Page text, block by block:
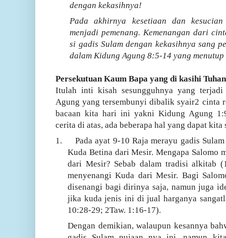
dengan kekasihnya!
Pada akhirnya kesetiaan dan
menjadi pemenang. Kemenangan dari
si gadis Sulam dengan kekasihnya sang
dalamKidung Agung 8:5-14 yang
Persekutuan Kaum Bapa yang di kasihi Tuhan
Itulah inti kisah sesungguhnya yang
Agung yang tersembunyi dibalik syair2 cinta
bacaan kita hari ini yakni Kidung Agung
cerita di atas, ada beberapa hal yang dapat
1.
Pada ayat 9-10 Raja merayu gadis
Kuda Betina dari Mesir. Mengapa Salomo
dari Mesir? Sebab dalam tradisi alkitab
menyenangi Kuda dari Mesir. Bagi
disenangi bagi dirinya saja, namun juga
jika kuda jenis ini di jual harganya
10:28-29; 2Taw. 1:16-17).
Dengan demikian, walaupun kesannya